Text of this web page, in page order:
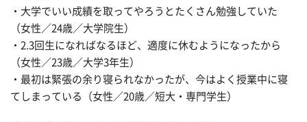
・大学でいい成績を取ってやろうとたくさん勉強していた
（女性／24歳／大学院生）
・2.3回生になればなるほど、適度に休むようになったから
（女性／23歳／大学3年生）
・最初は緊張の余り寝られなかったが、今はよく授業中に寝
てしまっている（女性／20歳／短大・専門学生）